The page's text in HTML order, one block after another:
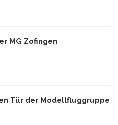
MG Zofingen
Tür der Modellfluggruppe